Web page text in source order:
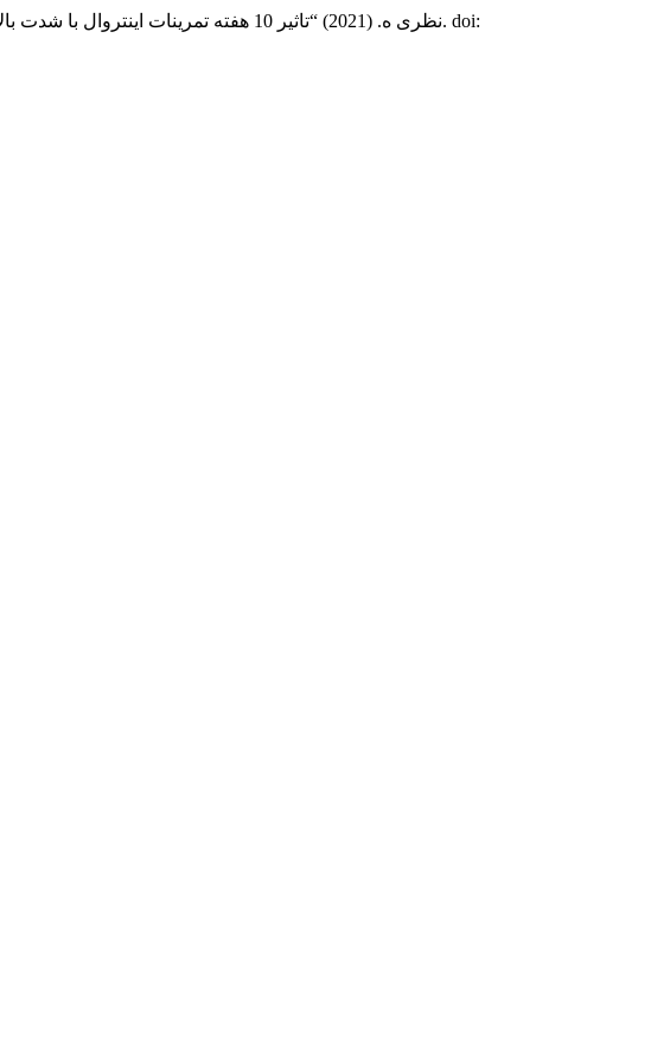
نظری ه. (2021) “تاثیر 10 هفته تمرینات اینتروال با شدت بالا بر سطح کورتیزول سرم در بیماران کولیت اولسروز”,